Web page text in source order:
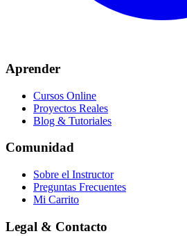
Aprender
Cursos Online
Proyectos Reales
Blog & Tutoriales
Comunidad
Sobre el Instructor
Preguntas Frecuentes
Mi Carrito
Legal & Contacto